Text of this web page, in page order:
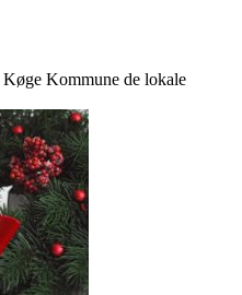
Kommune de lokale